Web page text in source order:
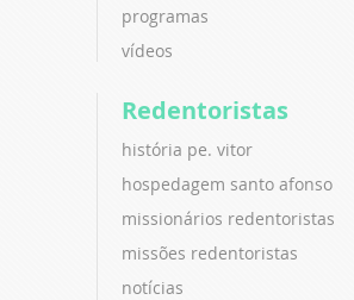
programas
vídeos
Redentoristas
história pe. vitor
hospedagem santo afonso
missionários redentoristas
missões redentoristas
notícias